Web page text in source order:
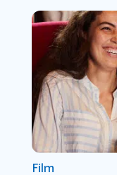
Film